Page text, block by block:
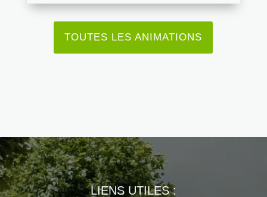
TOUTES LES ANIMATIONS
LIENS UTILES :